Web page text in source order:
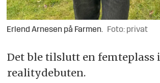
Erlend Arnesen på Farmen. Foto: privat
Det ble tilslutt en femteplass i
realitydebuten.